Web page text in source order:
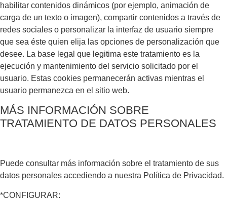
habilitar contenidos dinámicos (por ejemplo, animación de
carga de un texto o imagen), compartir contenidos a través de
redes sociales o personalizar la interfaz de usuario siempre
que sea éste quien elija las opciones de personalización que
desee. La base legal que legitima este tratamiento es la
ejecución y mantenimiento del servicio solicitado por el
usuario. Estas cookies permanecerán activas mientras el
usuario permanezca en el sitio web.
MÁS INFORMACIÓN SOBRE
TRATAMIENTO DE DATOS PERSONALES
Puede consultar más información sobre el tratamiento de sus
datos personales accediendo a nuestra Política de Privacidad.
*CONFIGURAR: